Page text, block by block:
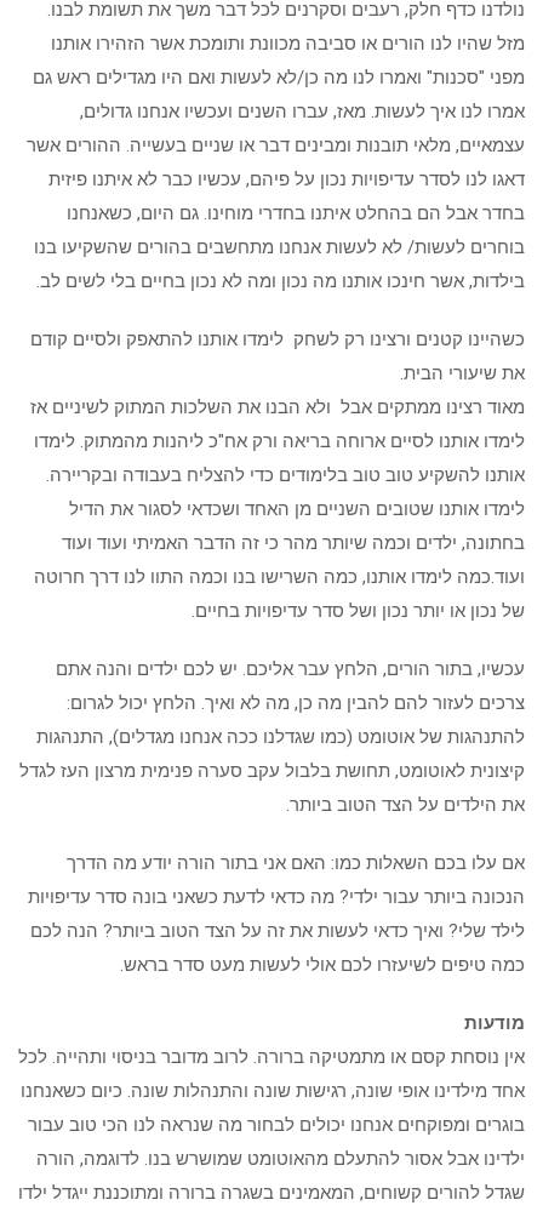
נולדנו כדף חלק, רעבים וסקרנים לכל דבר משך את תשומת לבנו.
מזל שהיו לנו הורים או סביבה מכוונת ותומכת אשר הזהירו אותנו
מפני "סכנות" ואמרו לנו מה כן/לא לעשות ואם היו מגדילים ראש גם
אמרו לנו איך לעשות. מאז, עברו השנים ועכשיו אנחנו גדולים,
עצמאיים, מלאי תובנות ומבינים דבר או שניים בעשייה. ההורים אשר
דאגו לנו לסדר עדיפויות נכון על פיהם, עכשיו כבר לא איתנו פיזית
בחדר אבל הם בהחלט איתנו בחדרי מוחינו. גם היום, כשאנחנו
בוחרים לעשות/ לא לעשות אנחנו מתחשבים בהורים שהשקיעו בנו
בילדות, אשר חינכו אותנו מה נכון ומה לא נכון בחיים בלי לשים לב.
כשהיינו קטנים ורצינו רק לשחק לימדו אותנו להתאפק ולסיים קודם
את שיעורי הבית.
מאוד רצינו ממתקים אבל ולא הבנו את השלכות המתוק לשיניים אז
לימדו אותנו לסיים ארוחה בריאה ורק אח"כ ליהנות מהמתוק. לימדו
אותנו להשקיע טוב טוב בלימודים כדי להצליח בעבודה ובקריירה.
לימדו אותנו שטובים השניים מן האחד ושכדאי לסגור את הדיל
בחתונה, ילדים וכמה שיותר מהר כי זה הדבר האמיתי ועוד ועוד
ועוד.כמה לימדו אותנו, כמה השרישו בנו וכמה התוו לנו דרך חרוטה
של נכון או יותר נכון ושל סדר עדיפויות בחיים.
עכשיו, בתור הורים, הלחץ עבר אליכם. יש לכם ילדים והנה אתם
צרכים לעזור להם להבין מה כן, מה לא ואיך. הלחץ יכול לגרום:
להתנהגות של אוטומט (כמו שגדלנו ככה אנחנו מגדלים), התנהגות
קיצונית לאוטומט, תחושת בלבול עקב סערה פנימית מרצון העז לגדל
את הילדים על הצד הטוב ביותר.
אם עלו בכם השאלות כמו: האם אני בתור הורה יודע מה הדרך
הנכונה ביותר עבור ילדי? מה כדאי לדעת כשאני בונה סדר עדיפויות
לילד שלי? ואיך כדאי לעשות את זה על הצד הטוב ביותר? הנה לכם
כמה טיפים לשיעזרו לכם אולי לעשות מעט סדר בראש.
מודעות
אין נוסחת קסם או מתמטיקה ברורה. לרוב מדובר בניסוי ותהייה. לכל
אחד מילדינו אופי שונה, רגישות שונה והתנהלות שונה. כיום כשאנחנו
בוגרים ומפוקחים אנחנו יכולים לבחור מה שנראה לנו הכי טוב עבור
ילדינו אבל אסור להתעלם מהאוטומט שמושרש בנו. לדוגמה, הורה
שגדל להורים קשוחים, המאמינים בשגרה ברורה ומתוכננת ייגדל ילדו